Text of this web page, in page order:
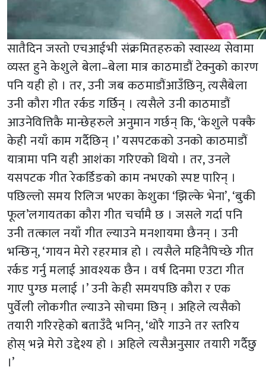
सातैदिन जस्तो एचआईभी संक्रमितहरुको स्वास्थ्य सेवामा
व्यस्त हुने केशुले बेला–बेला मात्र काठमाडौं टेक्नुको कारण
पनि यही हो । तर, उनी जब कठमाडौंआउँछिन्, त्यसैबेला
उनी कौरा गीत रर्कड गर्छिन् । त्यसैले उनी काठमाडौं
आउनेवित्तिकै मान्छेहरुले अनुमान गर्छन् कि, ‘केशुले पक्कै
केही नयाँ काम गर्दैछिन् ।’ यसपटकको उनको काठमाडौं
यात्रामा पनि यही आशंका गरिएको थियो । तर, उनले
यसपटक गीत रेकर्डिङको काम नभएको स्पष्ट पारिन् ।
पछिल्लो समय रिलिज भएका केशुका ‘झिल्के भेना’, ‘बुकी
फूल’लगायतका कौरा गीत चर्चामै छ । जसले गर्दा पनि
उनी तत्काल नयाँ गीत ल्याउने मनशायमा छैनन् । उनी
भन्छिन्, ‘गायन मेरो रहरमात्र हो । त्यसैले महिनैपिच्छे गीत
रर्कड गर्नु मलाई आवश्यक छैन । वर्ष दिनमा एउटा गीत
गाए पुग्छ मलाई ।’ उनी केही समयपछि कौरा र एक
पुर्वेली लोकगीत ल्याउने सोचमा छिन् । अहिले त्यसैको
तयारी गरिरहेको बताउँदै भनिन्, ‘थोरै गाउने तर स्तरिय
होस् भन्ने मेरो उद्देश्य हो । अहिले त्यसैअनुसार तयारी गर्दैछु
।’